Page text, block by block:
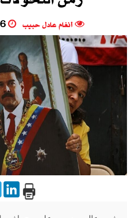
أنغام عادل حبيب
TelegramLinkedIn